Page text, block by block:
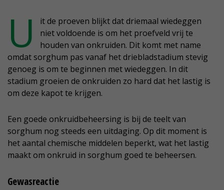
U
it de proeven blijkt dat driemaal wiedeggen
niet voldoende is om het proefveld vrij te
houden van onkruiden. Dit komt met name
omdat sorghum pas vanaf het driebladstadium stevig
genoeg is om te beginnen met wiedeggen. In dit
stadium groeien de onkruiden zo hard dat het lastig is
om deze kapot te krijgen.
Een goede onkruidbeheersing is bij de teelt van
sorghum nog steeds een uitdaging. Op dit moment is
het aantal chemische middelen beperkt, wat het lastig
maakt om onkruid in sorghum goed te beheersen.
Gewasreactie